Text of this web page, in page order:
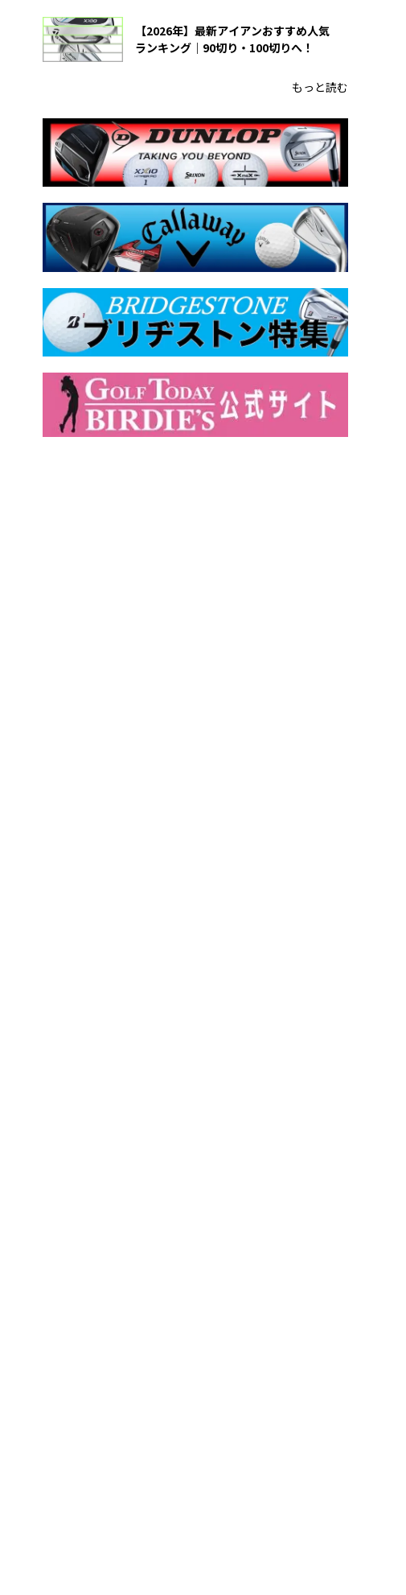
【2026年】最新アイアンおすすめ人気
ランキング｜90切り・100切りへ！
もっと読む